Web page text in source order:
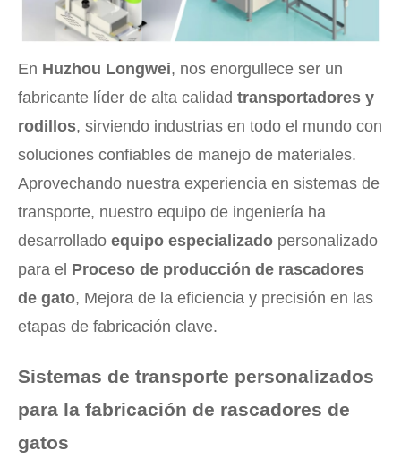
En Huzhou Longwei, nos enorgullece ser un
fabricante líder de alta calidad transportadores y
rodillos, sirviendo industrias en todo el mundo con
soluciones confiables de manejo de materiales.
Aprovechando nuestra experiencia en sistemas de
transporte, nuestro equipo de ingeniería ha
desarrollado equipo especializado personalizado
para el Proceso de producción de rascadores
de gato, Mejora de la eficiencia y precisión en las
etapas de fabricación clave.
Sistemas de transporte personalizados
para la fabricación de rascadores de
gatos